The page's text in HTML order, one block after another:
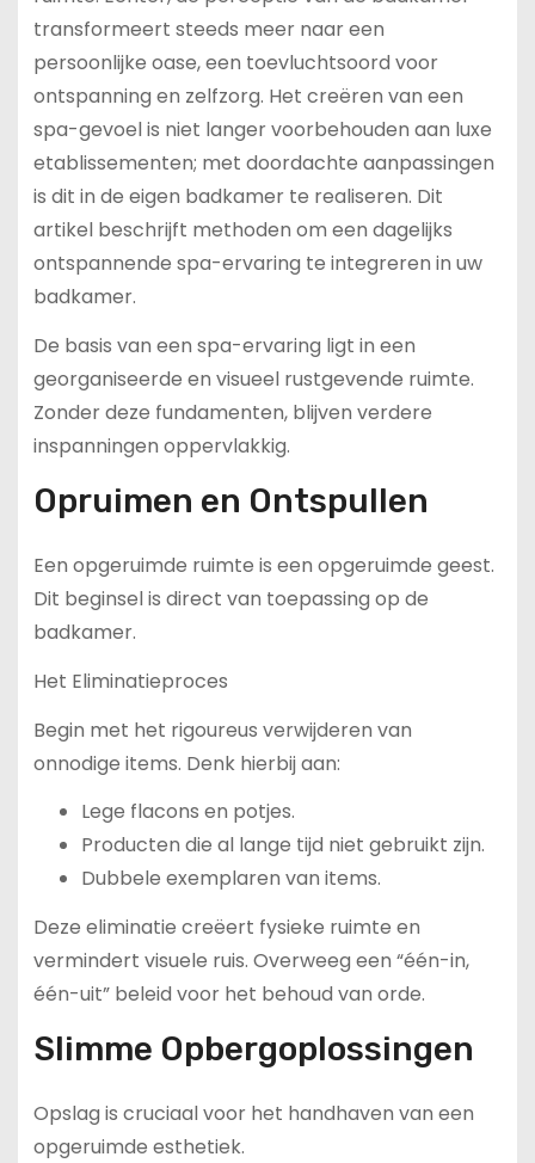
transformeert steeds meer naar een
persoonlijke oase, een toevluchtsoord voor
ontspanning en zelfzorg. Het creëren van een
spa-gevoel is niet langer voorbehouden aan luxe
etablissementen; met doordachte aanpassingen
is dit in de eigen badkamer te realiseren. Dit
artikel beschrijft methoden om een dagelijks
ontspannende spa-ervaring te integreren in uw
badkamer.
De basis van een spa-ervaring ligt in een
georganiseerde en visueel rustgevende ruimte.
Zonder deze fundamenten, blijven verdere
inspanningen oppervlakkig.
Opruimen en Ontspullen
Een opgeruimde ruimte is een opgeruimde geest.
Dit beginsel is direct van toepassing op de
badkamer.
Het Eliminatieproces
Begin met het rigoureus verwijderen van
onnodige items. Denk hierbij aan:
Lege flacons en potjes.
Producten die al lange tijd niet gebruikt zijn.
Dubbele exemplaren van items.
Deze eliminatie creëert fysieke ruimte en
vermindert visuele ruis. Overweeg een “één-in,
één-uit” beleid voor het behoud van orde.
Slimme Opbergoplossingen
Opslag is cruciaal voor het handhaven van een
opgeruimde esthetiek.